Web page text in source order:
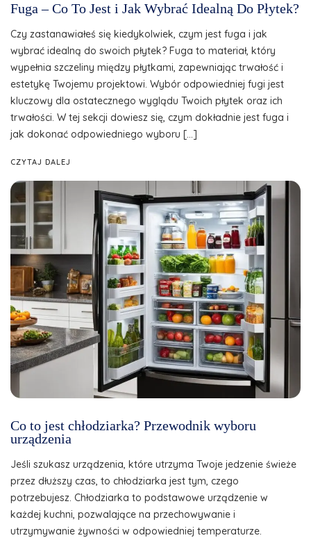
Fuga – Co To Jest i Jak Wybrać Idealną Do Płytek?
Czy zastanawiałeś się kiedykolwiek, czym jest fuga i jak
wybrać idealną do swoich płytek? Fuga to materiał, który
wypełnia szczeliny między płytkami, zapewniając trwałość i
estetykę Twojemu projektowi. Wybór odpowiedniej fugi jest
kluczowy dla ostatecznego wyglądu Twoich płytek oraz ich
trwałości. W tej sekcji dowiesz się, czym dokładnie jest fuga i
jak dokonać odpowiedniego wyboru […]
CZYTAJ DALEJ
Co to jest chłodziarka? Przewodnik wyboru
urządzenia
Jeśli szukasz urządzenia, które utrzyma Twoje jedzenie świeże
przez dłuższy czas, to chłodziarka jest tym, czego
potrzebujesz. Chłodziarka to podstawowe urządzenie w
każdej kuchni, pozwalające na przechowywanie i
utrzymywanie żywności w odpowiedniej temperaturze.